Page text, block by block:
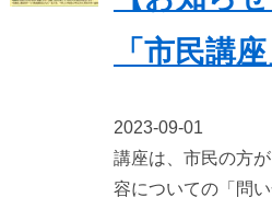
「市民講
2023-09-01
講座は、市民の方
容についての「問